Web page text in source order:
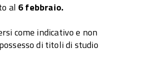
al 6 febbraio.
come indicativo e non
di titoli di studio